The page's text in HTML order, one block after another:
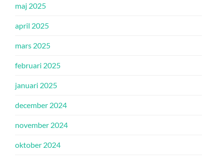
maj 2025
april 2025
mars 2025
februari 2025
januari 2025
december 2024
november 2024
oktober 2024